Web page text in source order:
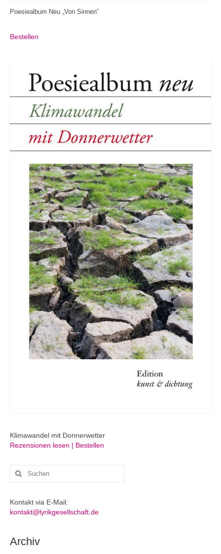
Poesiealbum Neu „Von Sinnen”
Bestellen
Klimawandel mit Donnerwetter
Rezensionen lesen | Bestellen
Suchen
nach:
Kontakt via E-Mail:
kontakt@lyrikgesellschaft.de
Archiv